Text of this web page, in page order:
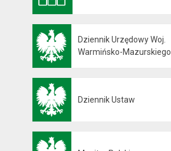
Dziennik Urzędowy Woj.
Warmińsko-Mazurskiego
Dziennik Ustaw